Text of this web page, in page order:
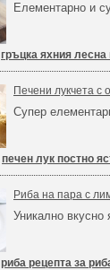
Елементарно и
гръцка яхния
Печени лукчета с
Супер
печен лук постно
Риба на пара с
Уникално вкусно
риба рецепта за